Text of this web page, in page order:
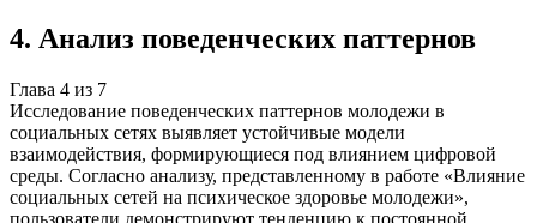
4. Анализ поведенческих паттернов
Глава 4 из 7
Исследование поведенческих паттернов молодежи в
социальных сетях выявляет устойчивые модели
взаимодействия, формирующиеся под влиянием цифровой
среды. Согласно анализу, представленному в работе «Влияние
социальных сетей на психическое здоровье молодежи»,